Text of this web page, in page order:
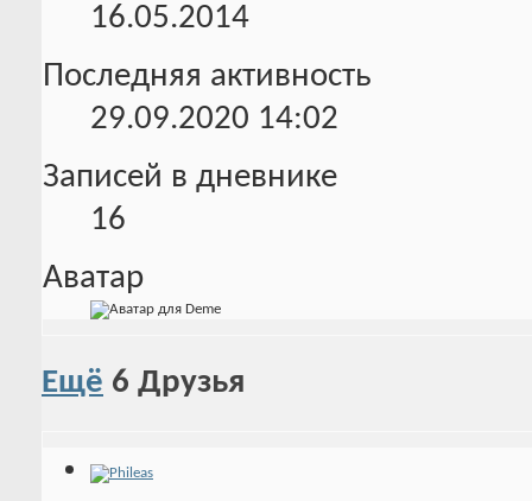
16.05.2014
Последняя активность
29.09.2020 14:02
Записей в дневнике
16
Аватар
Ещё 6 Друзья